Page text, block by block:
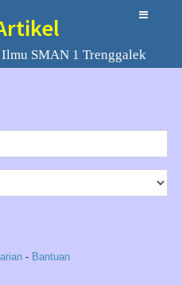
SMAN 1 Trenggalek
- Bantuan